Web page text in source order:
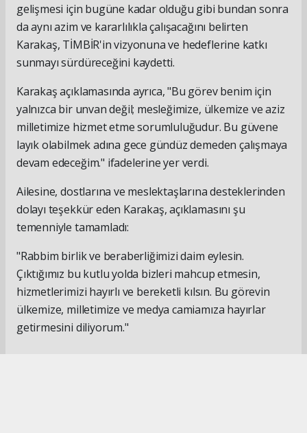
gelişmesi için bugüne kadar olduğu gibi bundan sonra
da aynı azim ve kararlılıkla çalışacağını belirten
Karakaş, TİMBİR'in vizyonuna ve hedeflerine katkı
sunmayı sürdüreceğini kaydetti.
Karakaş açıklamasında ayrıca, "Bu görev benim için
yalnızca bir unvan değil; mesleğimize, ülkemize ve aziz
milletimize hizmet etme sorumluluğudur. Bu güvene
layık olabilmek adına gece gündüz demeden çalışmaya
devam edeceğim." ifadelerine yer verdi.
Ailesine, dostlarına ve meslektaşlarına desteklerinden
dolayı teşekkür eden Karakaş, açıklamasını şu
temenniyle tamamladı:
"Rabbim birlik ve beraberliğimizi daim eylesin.
Çıktığımız bu kutlu yolda bizleri mahcup etmesin,
hizmetlerimizi hayırlı ve bereketli kılsın. Bu görevin
ülkemize, milletimize ve medya camiamıza hayırlar
getirmesini diliyorum."